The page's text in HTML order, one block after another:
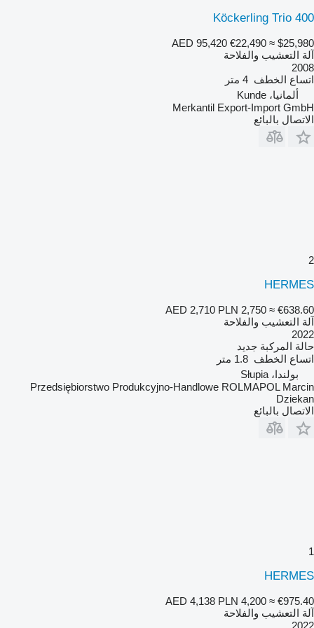
Köckerling Trio 400
AED 95,420 €22,490 ≈ $25,980
آلة التعشيب والفلاحة
2008
اتساع الخطف 4 متر
ألمانيا، Kunde
Merkantil Export-Import GmbH
الاتصال بالبائع
2
HERMES
AED 2,710 PLN 2,750 ≈ €638.60
آلة التعشيب والفلاحة
2022
حالة المركبة جديد
اتساع الخطف 1.8 متر
بولندا، Słupia
Przedsiębiorstwo Produkcyjno-Handlowe ROLMAPOL Marcin
Dziekan
الاتصال بالبائع
1
HERMES
AED 4,138 PLN 4,200 ≈ €975.40
آلة التعشيب والفلاحة
2022